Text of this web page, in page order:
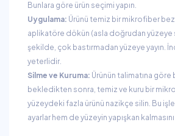
Bunlara göre ürün seçimi yapın.
Uygulama: Ürünü temiz bir mikrofiber
aplikatöre dökün (asla doğrudan yüzeye
şekilde, çok bastırmadan yüzeye yayın.
yeterlidir.
Silme ve Kuruma: Ürünün talimatına göre
bekledikten sonra, temiz ve kuru bir
yüzeydeki fazla ürünü nazikçe silin. Bu
ayarlar hem de yüzeyin yapışkan